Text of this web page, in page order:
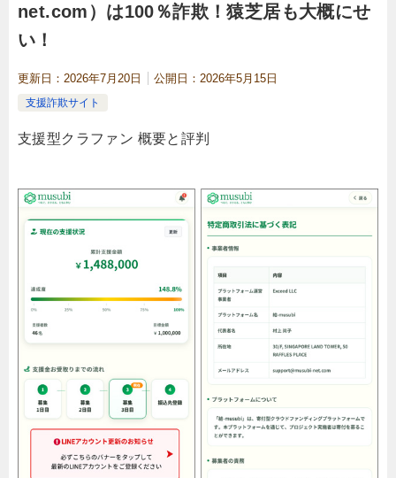
net.com）は100％詐欺！猿芝居も大概にせ
い！
更新日： 2026年7月20日 公開日： 2026年5月15日
支援詐欺サイト
支援型クラファン 概要と評判